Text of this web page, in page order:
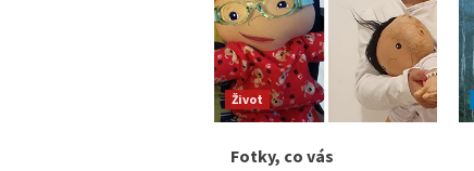
Život
Fotky, co vás